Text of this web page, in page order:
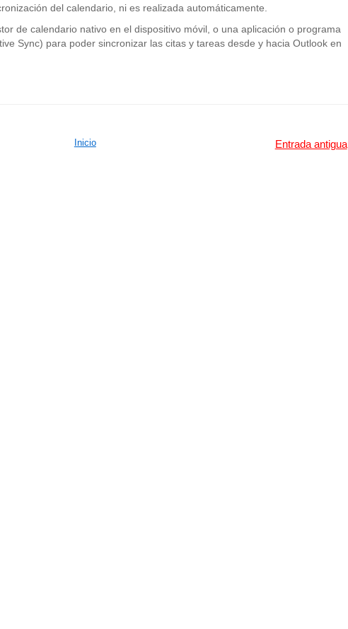
del calendario, ni es realizada automáticamente.
de calendario nativo en el dispositivo móvil, o una aplicación o programa
Sync) para poder sincronizar las citas y tareas desde y hacia Outlook en
Entrada antigua
Inicio